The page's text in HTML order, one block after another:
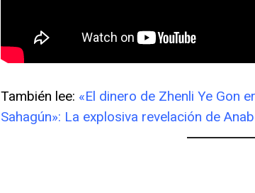
También lee: «El dinero de Zhenli Ye Gon
Sahagún»: La explosiva revelación de